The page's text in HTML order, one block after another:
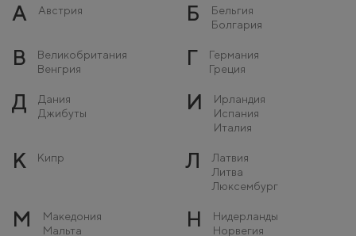
А Австрия Б
Бельгия
Болгария
В
Великобритания
Венгрия
Г
Германия
Греция
Д
Дания
Джибуты
И
Ирландия
Испания
Италия
К Кипр Л
Латвия
Литва
Люксембург
М
Македония
Мальта
Н
Нидерланды
Норвегия